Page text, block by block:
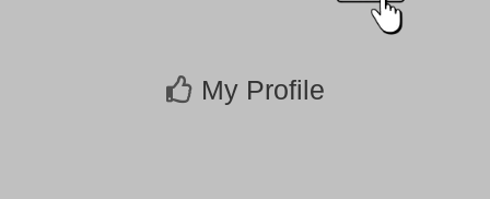
My Profile